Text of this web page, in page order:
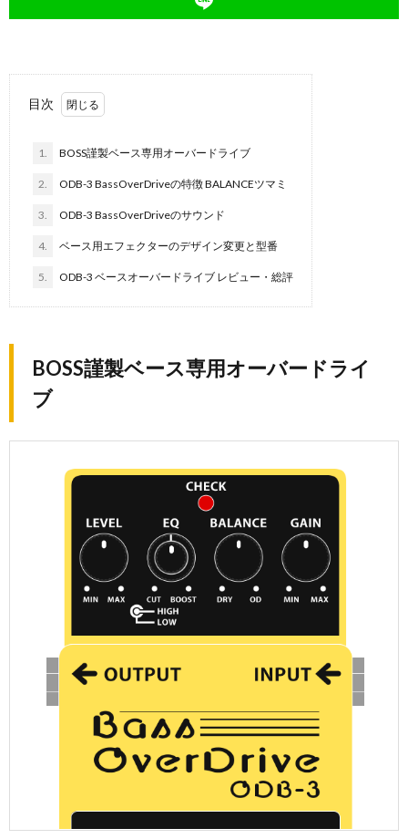
目次
1. BOSS謹製ベース専用オーバードライブ
2. ODB-3 BassOverDriveの特徴 BALANCEツマミ
3. ODB-3 BassOverDriveのサウンド
4. ベース用エフェクターのデザイン変更と型番
5. ODB-3 ベースオーバードライブ レビュー・総評
BOSS謹製ベース専用オーバードライ
ブ